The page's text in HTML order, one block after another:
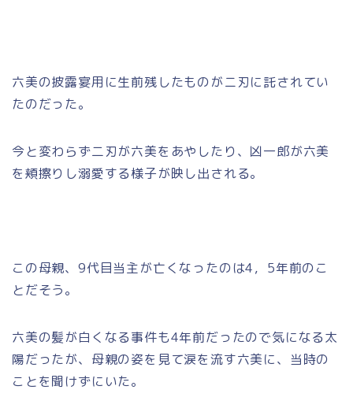
六美の披露宴用に生前残したものがニ刃に託されてい
たのだった。
今と変わらず二刃が六美をあやしたり、凶一郎が六美
を頬擦りし溺愛する様子が映し出される。
この母親、9代目当主が亡くなったのは4，5年前のこ
とだそう。
六美の髪が白くなる事件も4年前だったので気になる太
陽だったが、母親の姿を見て涙を流す六美に、当時の
ことを聞けずにいた。